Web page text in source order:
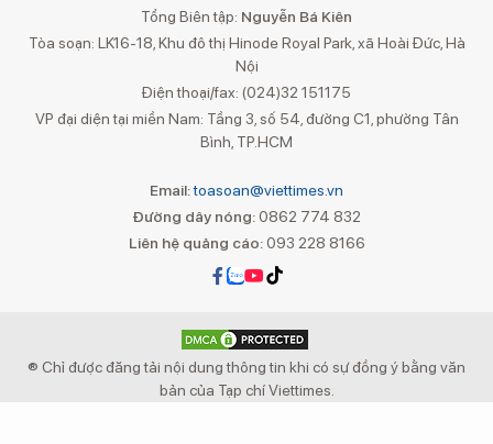
Tổng Biên tập: Nguyễn Bá Kiên
Tòa soạn: LK16-18, Khu đô thị Hinode Royal Park, xã Hoài Đức, Hà
Nội
Điện thoại/fax: (024)32 151175
VP đại diện tại miền Nam: Tầng 3, số 54, đường C1, phường Tân
Bình, TP.HCM
Email:toasoan@viettimes.vn
Đường dây nóng: 0862 774 832
Liên hệ quảng cáo:093 228 8166
® Chỉ được đăng tải nội dung thông tin khi có sự đồng ý bằng văn
bản của Tạp chí Viettimes.